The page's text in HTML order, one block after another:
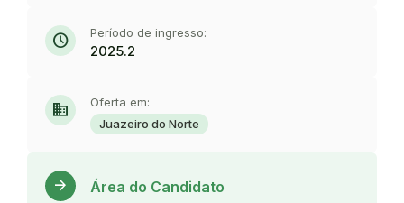
schedule Período de ingresso:
2025.2
domain
Oferta em:
Juazeiro do Norte
arrow_forward Área do Candidato